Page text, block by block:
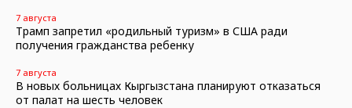
7 августа
Трамп запретил «родильный туризм» в США ради
получения гражданства ребенку
7 августа
В новых больницах Кыргызстана планируют отказаться
от палат на шесть человек